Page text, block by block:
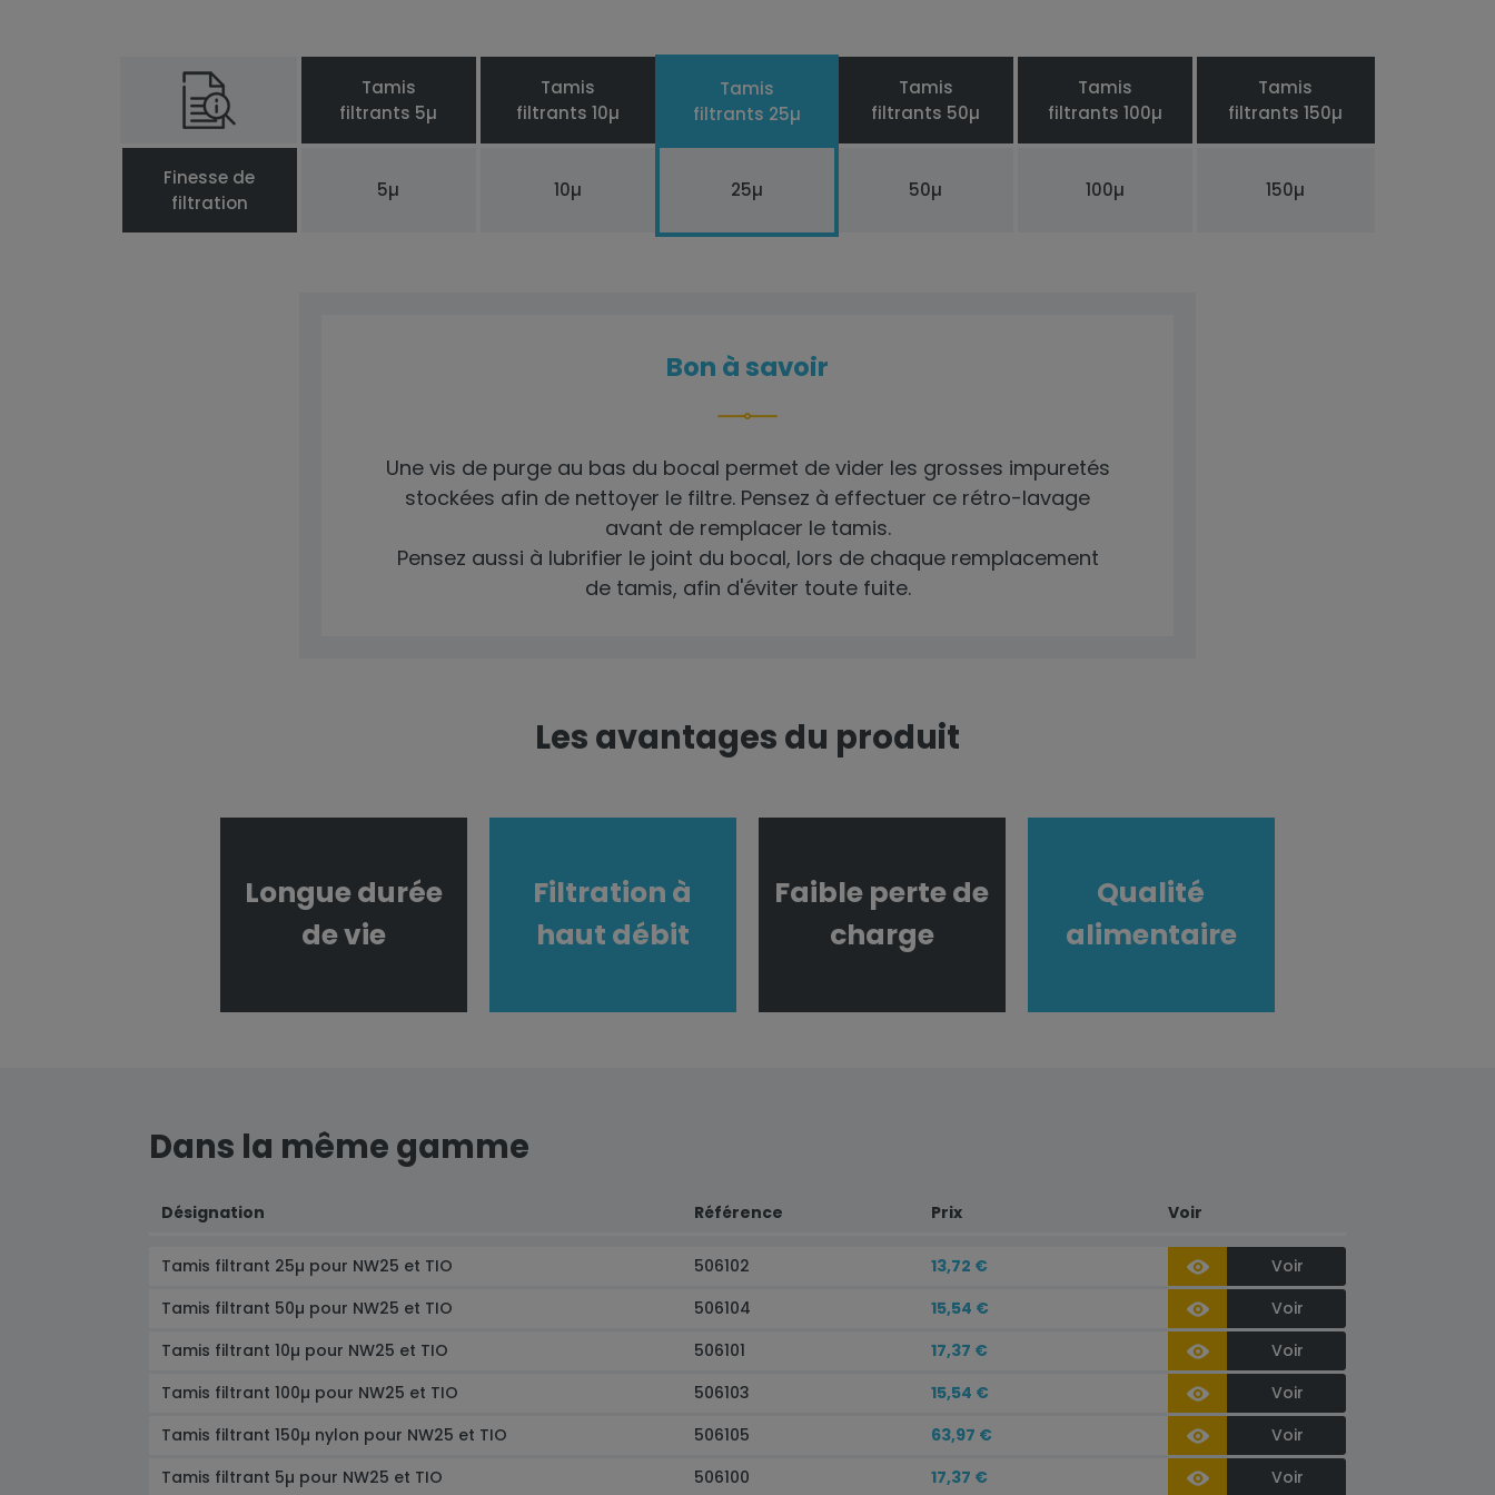
Tamis
filtrants 5µ
Tamis
filtrants 10µ
Tamis
filtrants 25µ
Tamis
filtrants 50µ
Tamis
filtrants 100µ
Tamis
filtrants 150µ
Finesse de
filtration
5µ 10µ 25µ 50µ 100µ 150µ
Bon à savoir
Une vis de purge au bas du bocal permet de vider les grosses impuretés
stockées afin de nettoyer le filtre. Pensez à effectuer ce rétro-lavage
avant de remplacer le tamis.
Pensez aussi à lubrifier le joint du bocal, lors de chaque remplacement
de tamis, afin d'éviter toute fuite.
Les avantages du produit
Longue durée
de vie
Filtration à
haut débit
Faible perte de
charge
Qualité
alimentaire
Dans la même gamme
Désignation Référence Prix Voir
Tamis filtrant 25µ pour NW25 et TIO 506102 13,72 €
Voir
Tamis filtrant 50µ pour NW25 et TIO
506104 15,54 €
Voir
Tamis filtrant 10µ pour NW25 et TIO
506101 17,37 €
Voir
Tamis filtrant 100µ pour NW25 et TIO
506103 15,54 €
Voir
Tamis filtrant 150µ nylon pour NW25 et TIO
506105 63,97 €
Voir
Tamis filtrant 5µ pour NW25 et TIO
506100 17,37 € Voir